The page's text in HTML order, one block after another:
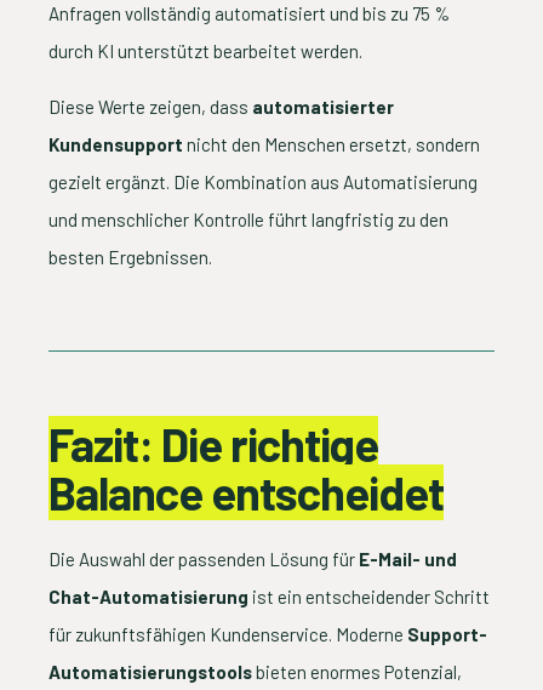
Anfragen vollständig automatisiert und bis zu 75 %
durch KI unterstützt bearbeitet werden.
Diese Werte zeigen, dass automatisierter
Kundensupport nicht den Menschen ersetzt, sondern
gezielt ergänzt. Die Kombination aus Automatisierung
und menschlicher Kontrolle führt langfristig zu den
besten Ergebnissen.
Fazit: Die richtige
Balance entscheidet
Die Auswahl der passenden Lösung für E-Mail- und
Chat-Automatisierung ist ein entscheidender Schritt
für zukunftsfähigen Kundenservice. Moderne Support-
Automatisierungstoolsbieten enormes Potenzial,